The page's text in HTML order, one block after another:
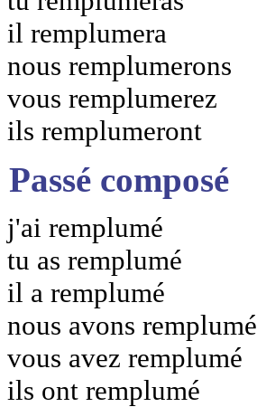
il remplumera
nous remplumerons
vous remplumerez
ils remplumeront
Passé composé
j'ai remplumé
tu as remplumé
il a remplumé
nous avons remplumé
vous avez remplumé
ils ont remplumé